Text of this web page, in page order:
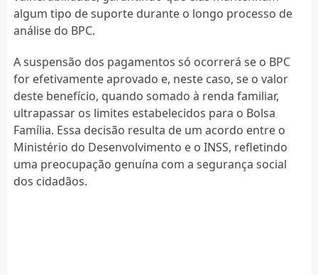
algum tipo de suporte durante o longo processo de
análise do BPC.
A suspensão dos pagamentos só ocorrerá se o BPC
for efetivamente aprovado e, neste caso, se o valor
deste benefício, quando somado à renda familiar,
ultrapassar os limites estabelecidos para o Bolsa
Família. Essa decisão resulta de um acordo entre o
Ministério do Desenvolvimento e o INSS, refletindo
uma preocupação genuína com a segurança social
dos cidadãos.